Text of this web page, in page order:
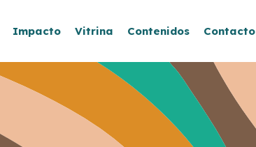
Impacto Vitrina Contenidos Contacto